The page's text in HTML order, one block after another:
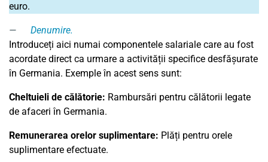
euro.
Denumire.
Introduceți aici numai componentele salariale care au fost
acordate direct ca urmare a activității specifice desfășurate
în Germania. Exemple în acest sens sunt:
Cheltuieli de călătorie: Rambursări pentru călătorii legate
de afaceri în Germania.
Remunerarea orelor suplimentare: Plăți pentru orele
suplimentare efectuate.